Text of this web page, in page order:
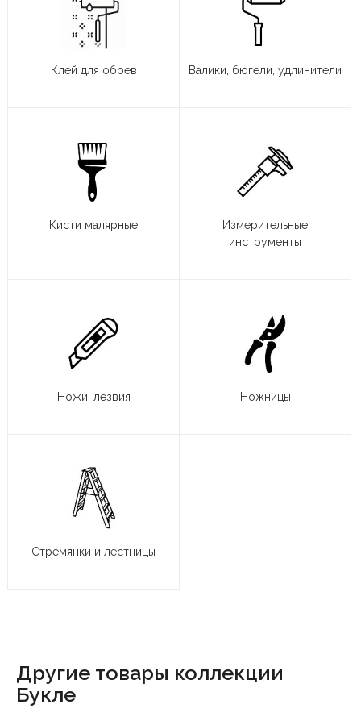
Клей для обоев Валики, бюгели, удлинители
Кисти малярные
Измерительные
инструменты
Ножи, лезвия Ножницы
Стремянки и лестницы
Другие товары коллекции
Букле